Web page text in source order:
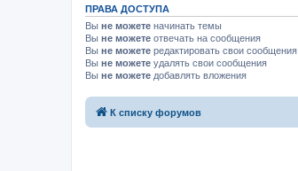
ПРАВА ДОСТУПА
Вы не можете начинать темы
Вы не можете отвечать на сообщения
Вы не можете редактировать свои сообщения
Вы не можете удалять свои сообщения
Вы не можете добавлять вложения
К списку форумов